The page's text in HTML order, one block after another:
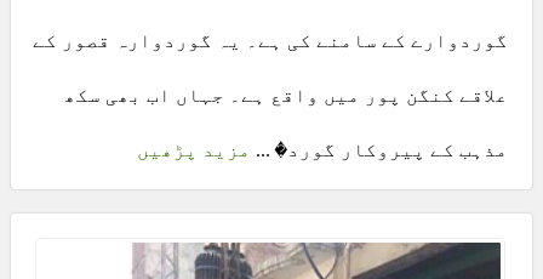
گوردوارے کے سامنے کی ہے۔ یہ گوردوارہ قصور کے
علاقے کنگن پور میں واقع ہے۔ جہاں اب بھی سکھ
مذہب کے پیروکار گورد� ... مزید پڑھیں